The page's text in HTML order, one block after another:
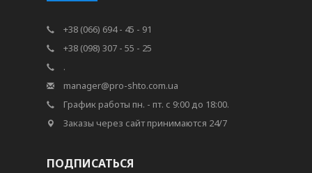
+38 (066) 694 - 45 - 91
+38 (098) 307 - 55 - 25
.
manager@pro-shto.com.ua
График работы пн. - пт. с 9:00 до 18:00.
Заказы через сайт принимаются 24/7
ПОДПИСАТЬСЯ